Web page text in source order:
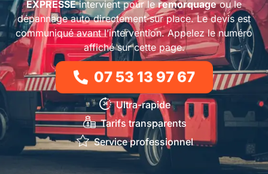
EXPRESSEintervient pour leremorquageou le
dépannage auto directement sur place. Le devis est
communiqué avant l’intervention. Appelez le numéro
affiché sur cette page.
07 53 13 97 67
Ultra-rapide
Tarifs transparents
Service professionnel